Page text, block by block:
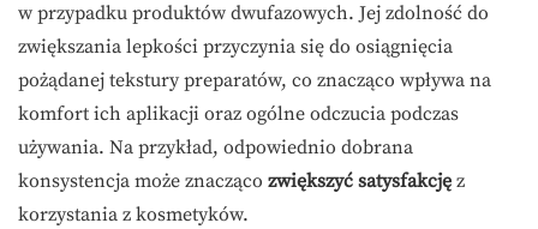
w przypadku produktów dwufazowych. Jej zdolność do
zwiększania lepkości przyczynia się do osiągnięcia
pożądanej tekstury preparatów, co znacząco wpływa na
komfort ich aplikacji oraz ogólne odczucia podczas
używania. Na przykład, odpowiednio dobrana
konsystencja może znacząco zwiększyć satysfakcję z
korzystania z kosmetyków.